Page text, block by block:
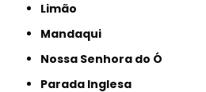
Limão
Mandaqui
Nossa Senhora do Ó
Parada Inglesa